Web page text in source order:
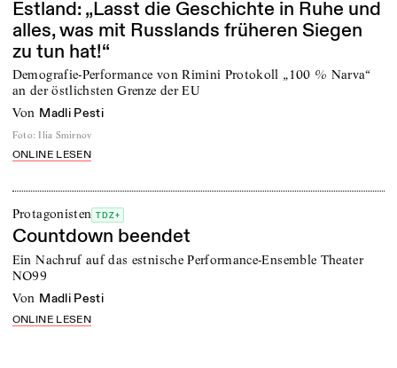
Estland: „Lasst die Geschichte in Ruhe und
alles, was mit Russlands früheren Siegen
zu tun hat!“
Demografie-Performance von Rimini Protokoll „100 % Narva“
an der östlichsten Grenze der EU
von Madli Pesti
Foto: Ilia Smirnov
ONLINE LESEN
Protagonisten TDZ+
Countdown beendet
Ein Nachruf auf das estnische Performance-Ensemble Theater
NO99
von Madli Pesti
ONLINE LESEN